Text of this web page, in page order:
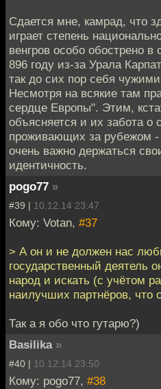
Сдается мне, камрад, что
играет степень
венгров особо обострено в
896 году из-за Урала
так до сих пор себя
Несмотря на всякие там
сердце Европы". Этим,
объясняется и их забота о
проживающих за рубежом -
очень важно держаться
идентичность.
pogo77 »
#39 | 10.12.14 23:47
Кому: Votan, #37
> А он и не должен нас
государственный деятель
народ и искать (с учётом
наилучших партнёров, что
Так а я обо что гутарю?)
Basilika »
#40 | 10.12.14 23:50
Кому: pogo77, #38